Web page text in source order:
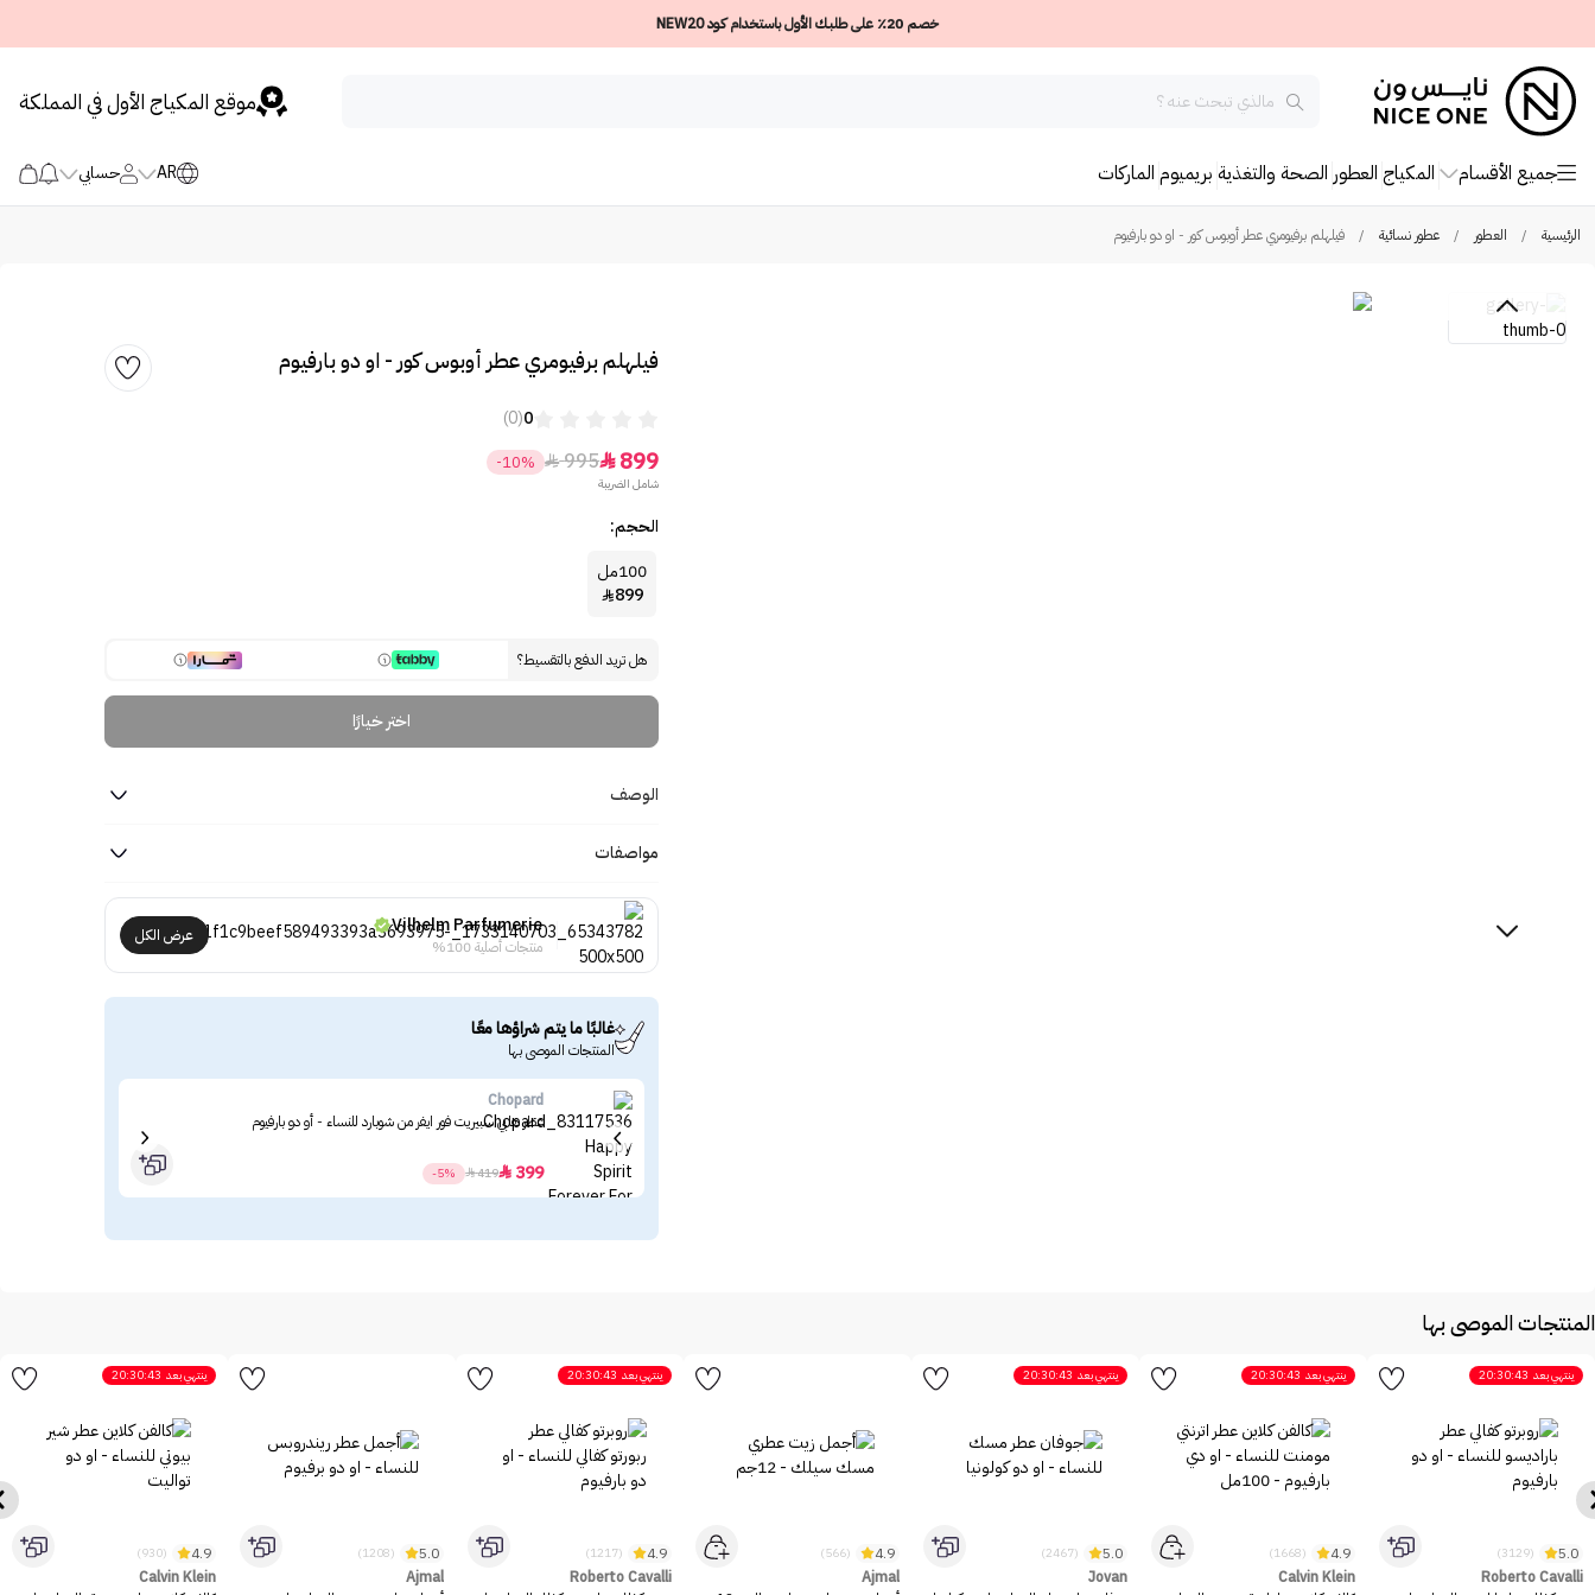
خصم 20٪ على طلبك الأول باستخدام كود NEW20
موقع المكياج الأول في المملكة
جميع الأقسام المكياج العطور الصحة والتغذية بريميوم الماركات AR حسابي
الرئيسية / العطور / عطور نسائية / فيلهلم برفيومري عطر أوبوس كور - او دو بارفيوم
فيلهلم برفيومري عطر أوبوس كور - او دو بارفيوم
0
(0)
899

995

-10%
شامل الضريبة
الحجم:
100مل
899

هل تريد الدفع بالتقسيط؟
اختر خيارًا
الوصف
مواصفات
Vilhelm Parfumerie
منتجات أصلية 100%
عرض الكل
غالبًا ما يتم شراؤها معًا
المنتجات الموصى بها
Chopard
عطر هابي سبيريت فور ايفر من شوبارد للنساء - أو دو بارفيوم
399

419

-5%
المنتجات الموصى بها
ينتهي بعد 20:30:43
5.0
(3129)
Roberto Cavalli
ينتهي بعد 20:30:43
4.9
(1668)
Calvin Klein
ينتهي بعد 20:30:43
5.0
(2467)
Jovan
4.9
(566)
Ajmal
ينتهي بعد 20:30:43
4.9
(1217)
Roberto Cavalli
5.0
(1208)
Ajmal
ينتهي بعد 20:30:43
4.9
(930)
Calvin Klein